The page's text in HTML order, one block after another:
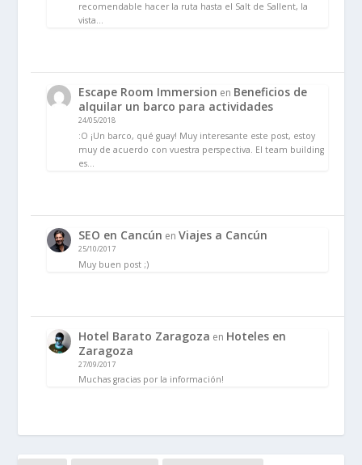
recomendable hacer la ruta hasta el Salt de Sallent, la
vista…
Escape Room Immersion en Beneficios de
alquilar un barco para actividades
24/05/2018
:O ¡Un barco, qué guay! Muy interesante este post, estoy
muy de acuerdo con vuestra perspectiva. El team building
es…
SEO en Cancún enViajes a Cancún
25/10/2017
Muy buen post ;)
Hotel Barato Zaragoza en Hoteles en
Zaragoza
27/09/2017
Muchas gracias por la información!